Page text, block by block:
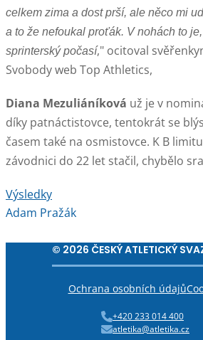
celkem zima a dost prší, ale něco mi
a to že nefoukal proťák. V nohách to
sprinterský počasí," ocitoval
Svobody web Top Athletics,
Diana Mezuliáníková už je v
díky patnáctistovce, tentokrát se
časem také na osmistovce. K B
závodnici do 22 let stačil, chybělo
Výsledky
Adam Pražák
© 2026 ČESKÝ ATLETICKÝ
Ochrana osobních údajů
+420 233 014 400
atletika@atletika.cz